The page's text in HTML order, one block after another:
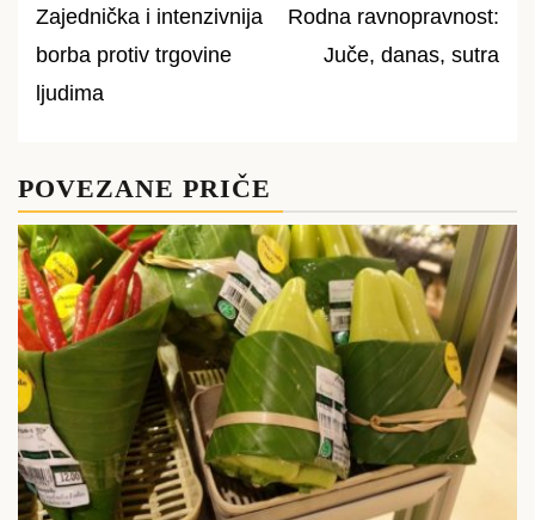
Post
navigation
Zajednička i intenzivnija
borba protiv trgovine
ljudima
Rodna ravnopravnost:
Juče, danas, sutra
POVEZANE PRIČE